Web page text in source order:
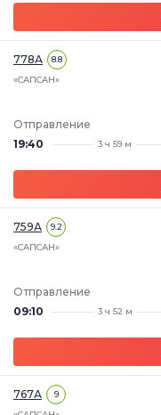
778А 8.8
«САПСАН»
Отправление
19:40
3 ч 59 м
759А 9.2
«САПСАН»
Отправление
09:10
3 ч 52 м
767А 9